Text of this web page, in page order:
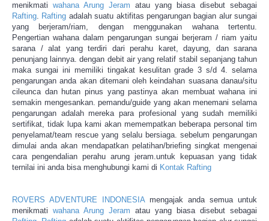
menikmati wahana Arung Jeram atau yang biasa disebut sebagai
Rafting. Rafting adalah suatu aktifitas pengarungan bagian alur sungai
yang berjeram/riam, dengan menggunakan wahana tertentu.
Pengertian wahana dalam pengarungan sungai berjeram / riam yaitu
sarana / alat yang terdiri dari perahu karet, dayung, dan sarana
penunjang lainnya. dengan debit air yang relatif stabil sepanjang tahun
maka sungai ini memiliki tingakat kesulitan grade 3 s/d 4. selama
pengarungan anda akan ditemani oleh keindahan suasana danau/situ
cileunca dan hutan pinus yang pastinya akan membuat wahana ini
semakin mengesankan. pemandu/guide yang akan menemani selama
pengarungan adalah mereka para profesional yang sudah memiliki
sertifikat, tidak lupa kami akan memempatkan beberapa personal tim
penyelamat/team rescue yang selalu bersiaga. sebelum pengarungan
dimulai anda akan mendapatkan pelatihan/briefing singkat mengenai
cara pengendalian perahu arung jeram.untuk kepuasan yang tidak
ternilai ini anda bisa menghubungi kami di Kontak Rafting
ROVERS ADVENTURE INDONESIAmengajak anda semua untuk
menikmati wahana Arung Jeram atau yang biasa disebut sebagai